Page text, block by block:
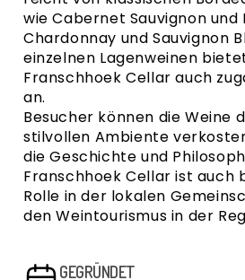
wieCabernet Sauvignon und
Chardonnay und Sauvignon
einzelnen Lagenweinen
Franschhoek Cellar auch
an.
Besucher können die Weine
stilvollen Ambiente
die Geschichte und
Franschhoek Cellar ist auch
Rolle in der lokalen
den Weintourismus in der
GEGRÜNDET